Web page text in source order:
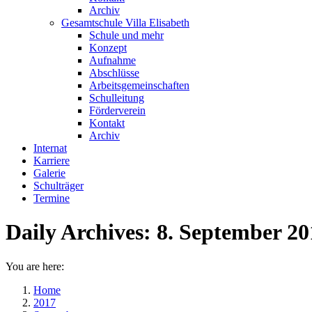
Archiv
Gesamtschule Villa Elisabeth
Schule und mehr
Konzept
Aufnahme
Abschlüsse
Arbeitsgemeinschaften
Schulleitung
Förderverein
Kontakt
Archiv
Internat
Karriere
Galerie
Schulträger
Termine
Daily Archives: 8. September
You are here:
Home
2017